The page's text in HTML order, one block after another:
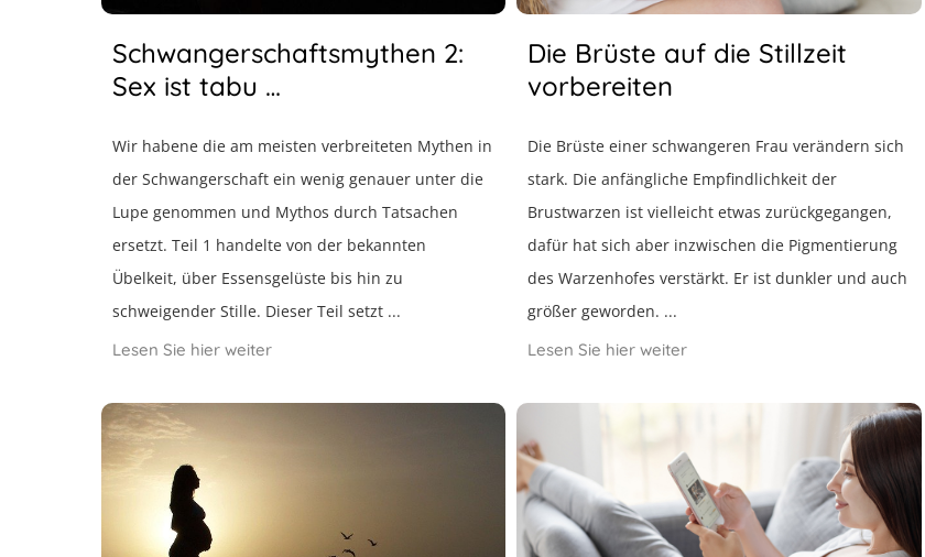
Schwangerschaftsmythen 2:
Sex ist tabu …
Wir habene die am meisten verbreiteten Mythen in
der Schwangerschaft ein wenig genauer unter die
Lupe genommen und Mythos durch Tatsachen
ersetzt. Teil 1 handelte von der bekannten
Übelkeit, über Essensgelüste bis hin zu
schweigender Stille. Dieser Teil setzt ...
Lesen Sie hier weiter
Die Brüste auf die Stillzeit
vorbereiten
Die Brüste einer schwangeren Frau verändern sich
stark. Die anfängliche Empfindlichkeit der
Brustwarzen ist vielleicht etwas zurückgegangen,
dafür hat sich aber inzwischen die Pigmentierung
des Warzenhofes verstärkt. Er ist dunkler und auch
größer geworden. ...
Lesen Sie hier weiter